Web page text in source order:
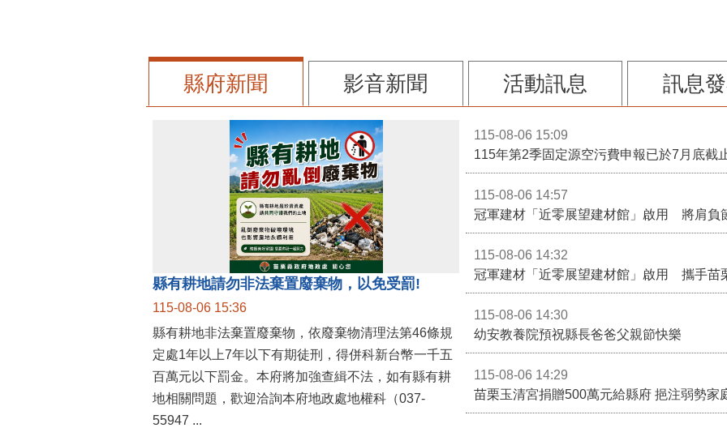
縣府新聞 影音新聞 活動訊息 訊息
縣有耕地請勿非法棄置廢棄物，以免受罰!
115-08-06 15:36
縣有耕地非法棄置廢棄物，依廢棄物清理法第46條規
定處1年以上7年以下有期徒刑，得併科新台幣一千五
百萬元以下罰金。本府將加強查緝不法，如有縣有耕
地相關問題，歡迎洽詢本府地政處地權科（037-
115-08-06 15:09
115-08-06 14:57
冠軍建材「近零展望建材館」啟用 將肩負
115-08-06 14:32
冠軍建材「近零展望建材館」啟用 攜手苗
115-08-06 14:30
幼安教養院預祝縣長爸爸父親節快樂
115-08-06 14:29
苗栗玉清宮捐贈500萬元給縣府 挹注弱勢家